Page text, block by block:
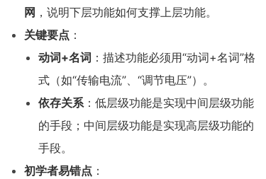
网 ，说明下层功能如何支撑上层功能。
关键要点 ：
动词+名词 ：描述功能必须用“动词+名词”格
式（如“传输电流”、“调节电压”）。
依存关系：低层级功能是实现中间层级功能
的手段；中间层级功能是实现高层级功能的
手段。
初学者易错点 ：